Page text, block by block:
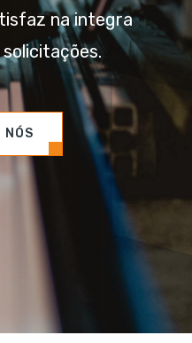
na integra
NÓS